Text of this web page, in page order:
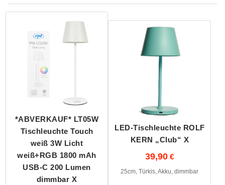
*ABVERKAUF* LT05W
Tischleuchte Touch
weiß 3W Licht
weiß+RGB 1800 mAh
USB-C 200 Lumen
dimmbar X
LED-Tischleuchte ROLF
KERN „Club“ X
39,90
25cm, Türkis, Akku, dimmbar